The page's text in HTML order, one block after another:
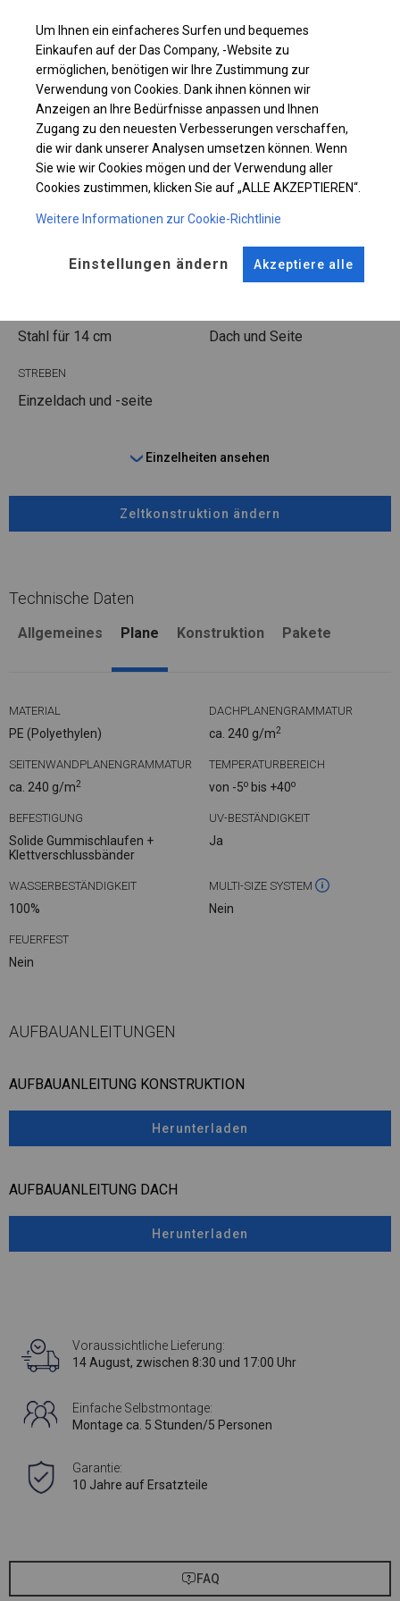
Plane ändern
KONSTRUKTION
POLAR
Stahl ca.fi 50 mm
ANSCHLÜSSE
Stahl ca.fi 54 mm
Stahl für 14 cm Dach und Seite
STREBEN
Einzeldach und -seite
Einzelheiten ansehen
Zeltkonstruktion ändern
Technische Daten
Allgemeines Plane Konstruktion Pakete
MATERIAL
PE (Polyethylen)
DACHPLANENGRAMMATUR
ca. 240 g/m2
SEITENWANDPLANENGRAMMATUR
ca. 240 g/m2
TEMPERATURBEREICH
von -5o bis +40o
BEFESTIGUNG
Solide Gummischlaufen +
Klettverschlussbänder
UV-BESTÄNDIGKEIT
Ja
WASSERBESTÄNDIGKEIT
100%
MULTI-SIZE SYSTEM
Nein
FEUERFEST
Nein
AUFBAUANLEITUNGEN
AUFBAUANLEITUNG KONSTRUKTION
Herunterladen
AUFBAUANLEITUNG DACH
Herunterladen
Voraussichtliche Lieferung:
14 August, zwischen 8:30 und 17:00 Uhr
Einfache Selbstmontage:
Montage ca. 5 Stunden/5 Personen
Garantie:
10 Jahre auf Ersatzteile
FAQ
Um Ihnen ein einfacheres Surfen und bequemes
Einkaufen auf der Das Company, -Website zu
ermöglichen, benötigen wir Ihre Zustimmung zur
Verwendung von Cookies. Dank ihnen können wir
Anzeigen an Ihre Bedürfnisse anpassen und Ihnen
Zugang zu den neuesten Verbesserungen verschaffen,
die wir dank unserer Analysen umsetzen können. Wenn
Sie wie wir Cookies mögen und der Verwendung aller
Cookies zustimmen, klicken Sie auf „ALLE AKZEPTIEREN“.
Weitere Informationen zur Cookie-Richtlinie
Einstellungen ändern Akzeptiere alle